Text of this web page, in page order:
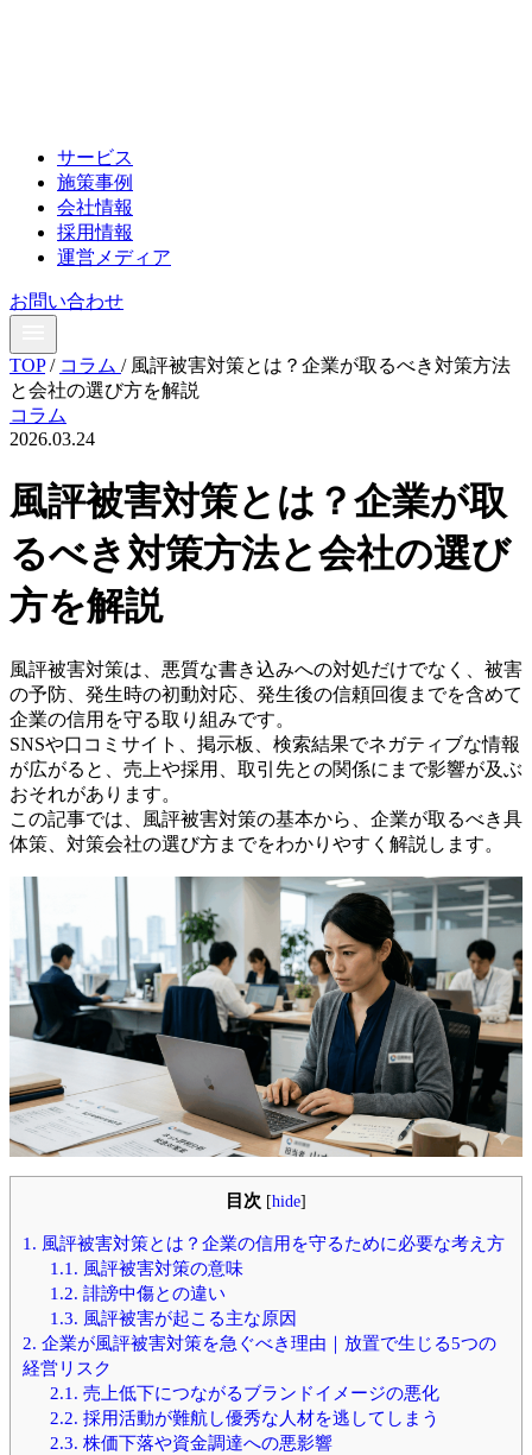
サービス
施策事例
会社情報
採用情報
運営メディア
お問い合わせ
TOP / コラム / 風評被害対策とは？企業が取るべき対策方法
と会社の選び方を解説
コラム
2026.03.24
風評被害対策とは？企業が取
るべき対策方法と会社の選び
方を解説
風評被害対策は、悪質な書き込みへの対処だけでなく、被害
の予防、発生時の初動対応、発生後の信頼回復までを含めて
企業の信用を守る取り組みです。
SNSや口コミサイト、掲示板、検索結果でネガティブな情報
が広がると、売上や採用、取引先との関係にまで影響が及ぶ
おそれがあります。
この記事では、風評被害対策の基本から、企業が取るべき具
体策、対策会社の選び方までをわかりやすく解説します。
目次 [hide]
1. 風評被害対策とは？企業の信用を守るために必要な考え方
1.1. 風評被害対策の意味
1.2. 誹謗中傷との違い
1.3. 風評被害が起こる主な原因
2. 企業が風評被害対策を急ぐべき理由｜放置で生じる5つの
経営リスク
2.1. 売上低下につながるブランドイメージの悪化
2.2. 採用活動が難航し優秀な人材を逃してしまう
2.3. 株価下落や資金調達への悪影響